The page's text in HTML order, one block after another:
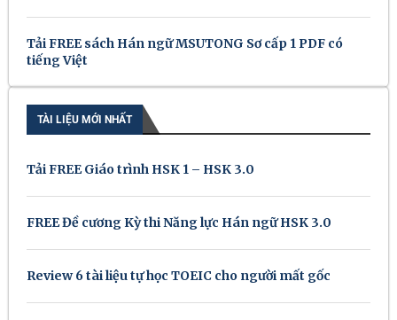
Tải FREE sách Hán ngữ MSUTONG Sơ cấp 1 PDF có
tiếng Việt
TÀI LIỆU MỚI NHẤT
Tải FREE Giáo trình HSK 1 – HSK 3.0
FREE Đề cương Kỳ thi Năng lực Hán ngữ HSK 3.0
Review 6 tài liệu tự học TOEIC cho người mất gốc